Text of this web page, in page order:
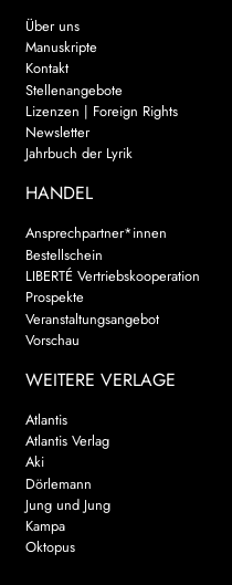
Über uns
Manuskripte
Kontakt
Stellenangebote
Lizenzen | Foreign Rights
Newsletter
Jahrbuch der Lyrik
HANDEL
Ansprechpartner*innen
Bestellschein
LIBERTÉ Vertriebskooperation
Prospekte
Veranstaltungsangebot
Vorschau
WEITERE VERLAGE
Atlantis
Atlantis Verlag
Aki
Dörlemann
Jung und Jung
Kampa
Oktopus